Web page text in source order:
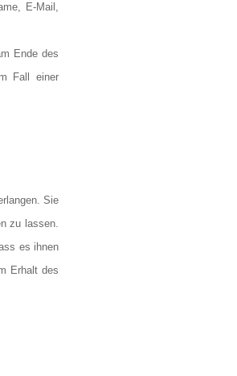
E-Mail,
Ende des
Fall einer
Sie
zu lassen.
es ihnen
Erhalt des